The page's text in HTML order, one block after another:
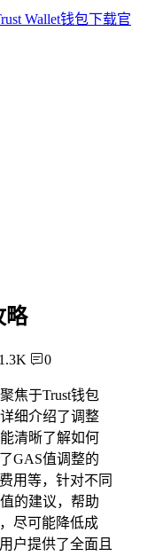
略
0
焦于Trust钱包
细介绍了调整
清晰了解如何
GAS值调整的
用等，针对不同
的建议，帮助
尽可能降低成
户提供了全面且